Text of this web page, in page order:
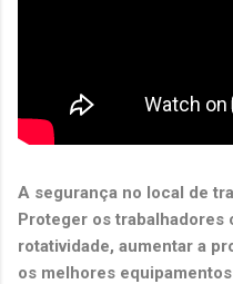
A segurança no local de
Proteger os trabalhadores
rotatividade, aumentar a
os melhores